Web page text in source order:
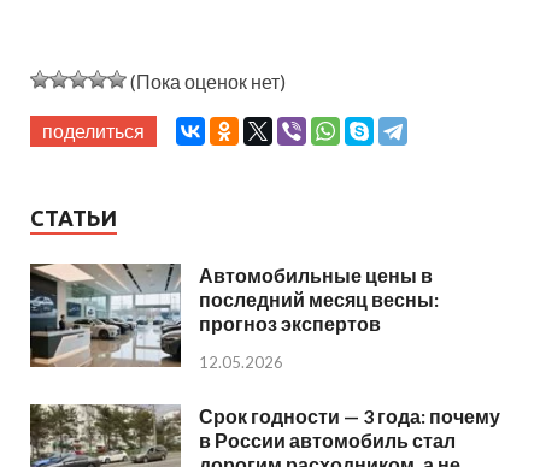
(Пока оценок нет)
поделиться
СТАТЬИ
Автомобильные цены в
последний месяц весны:
прогноз экспертов
12.05.2026
Срок годности — 3 года: почему
в России автомобиль стал